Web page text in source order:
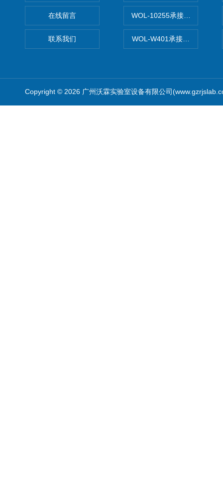
在线留言
联系我们
WOL-10255承接清远电子
WOL-W401承接食品QS认
Copyright © 2026 广州沃霖实验室设备有限公司